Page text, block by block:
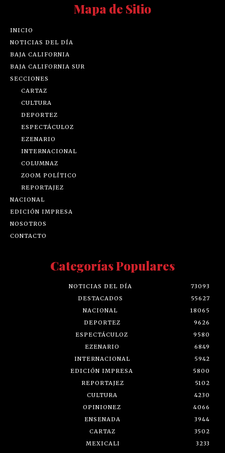
Mapa de Sitio
INICIO
NOTICIAS DEL DÍA
BAJA CALIFORNIA
BAJA CALIFORNIA SUR
SECCIONES
CARTAZ
CULTURA
DEPORTEZ
ESPECTÁCULOZ
EZENARIO
INTERNACIONAL
COLUMNAZ
ZOOM POLÍTICO
REPORTAJEZ
NACIONAL
EDICIÓN IMPRESA
NOSOTROS
CONTACTO
Categorías Populares
NOTICIAS DEL DÍA
73093
DESTACADOS
55627
NACIONAL
18065
DEPORTEZ
9626
ESPECTÁCULOZ
9580
EZENARIO
6849
INTERNACIONAL
5942
EDICIÓN IMPRESA
5800
REPORTAJEZ
5102
CULTURA
4230
OPINIONEZ
4066
ENSENADA
3944
CARTAZ
3502
MEXICALI
3233